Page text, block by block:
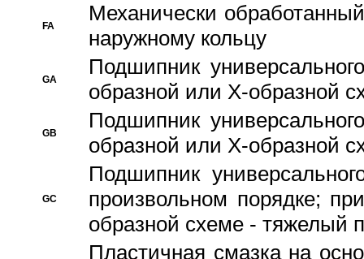
FA
Механически
наружному кольцу
GA
Подшипник
образной или Х-образной
GB
Подшипник
образной или Х-образной
GC
Подшипник
произвольном порядке;
образной схеме - тяжелый
Пластичная смазка на